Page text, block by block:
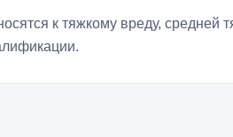
к тяжкому вреду, средней